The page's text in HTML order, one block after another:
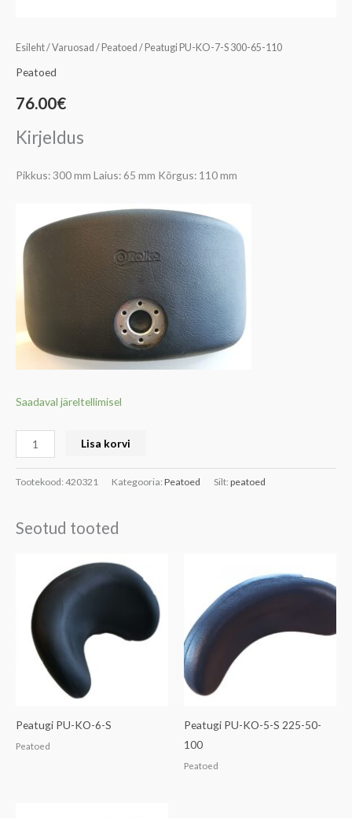
Esileht/Varuosad / Peatoed / Peatugi PU-KO-7-S 300-65-110
Peatoed
76.00€
Kirjeldus
Pikkus: 300 mm Laius: 65 mm Kõrgus: 110 mm
Saadaval järeltellimisel
Lisa korvi
Tootekood: 420321 Kategooria: Peatoed Silt: peatoed
Seotud tooted
Peatugi PU-KO-6-S
Peatoed
Peatugi PU-KO-5-S 225-50-
100
Peatoed